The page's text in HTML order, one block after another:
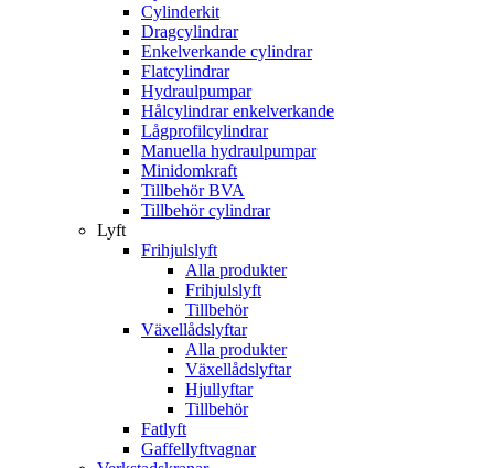
Cylinderkit
Dragcylindrar
Enkelverkande cylindrar
Flatcylindrar
Hydraulpumpar
Hålcylindrar enkelverkande
Lågprofilcylindrar
Manuella hydraulpumpar
Minidomkraft
Tillbehör BVA
Tillbehör cylindrar
Lyft
Frihjulslyft
Alla produkter
Frihjulslyft
Tillbehör
Växellådslyftar
Alla produkter
Växellådslyftar
Hjullyftar
Tillbehör
Fatlyft
Gaffellyftvagnar